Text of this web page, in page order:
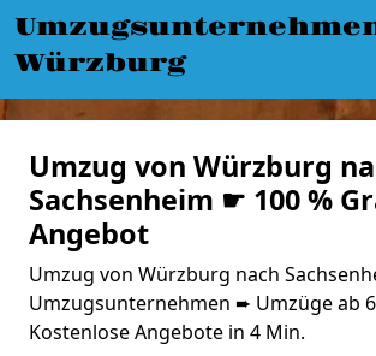
Würzburg
Umzug von Würzburg
Sachsenheim ☛ 100 %
Angebot
Umzug von Würzburg nach
Umzugsunternehmen ➨ Umzüge ab
Kostenlose Angebote in 4 Min.